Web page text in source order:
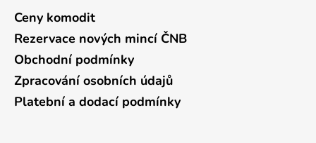
Ceny komodit
Rezervace nových mincí ČNB
Obchodní podmínky
Zpracování osobních údajů
Platební a dodací podmínky